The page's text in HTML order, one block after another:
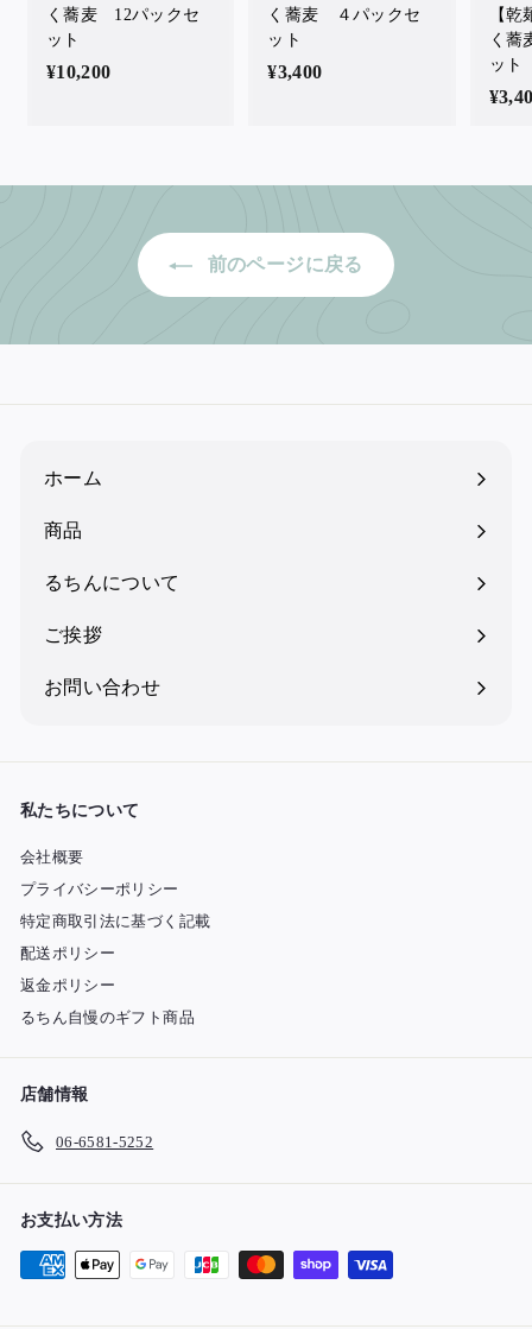
く蕎麦 12パックセ
ット
¥10,200
2
く蕎麦 ４パックセ
ット
¥3,400
0
【
く
ット
前のページに戻る
ホーム
商品
るちんについて
ご挨拶
お問い合わせ
私たちについて
会社概要
プライバシーポリシー
特定商取引法に基づく記載
配送ポリシー
返金ポリシー
るちん自慢のギフト商品
店舗情報
06-6581-5252
お支払い方法